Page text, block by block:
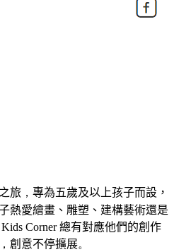
旅 ， 專為五歲及以上孩子而設，
熱愛繪畫、雕塑、建構藝術還是
Kids Corner總有對應他們的創作
， 創意不停擴展。